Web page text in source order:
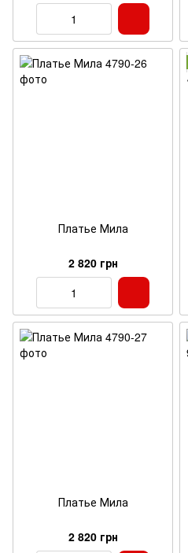
Платье Мила
2 820 грн
Платье Мила
2 820 грн